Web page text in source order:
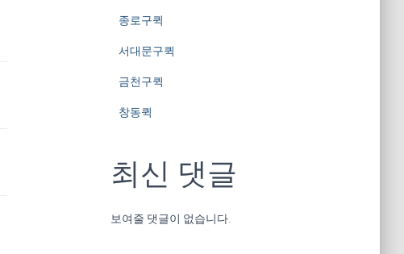
종로구퀵
서대문구퀵
금천구퀵
창동퀵
최신 댓글
보여줄 댓글이 없습니다.